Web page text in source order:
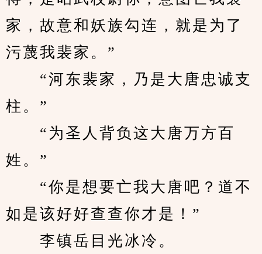
家，故意和妖族勾连，就是为了
污蔑我裴家。”
“河东裴家，乃是大唐忠诚支
柱。”
“为圣人背负这大唐万方百
姓。”
“你是想要亡我大唐吧？道不
如是该好好查查你才是！”
李镇岳目光冰冷。